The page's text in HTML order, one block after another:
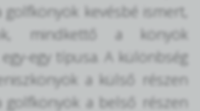
kevésbé ismert,
mindkettő a könyök
egy típusa. A különbség
a külső részen
golfkönyök a belső részen